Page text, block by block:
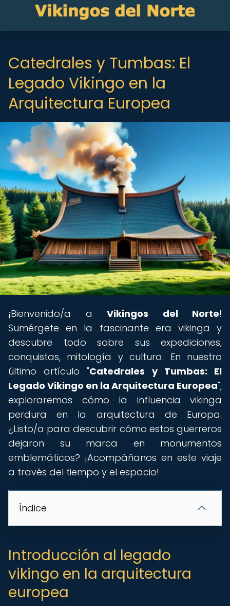
Catedrales y Tumbas: El
Legado Vikingo en la
Arquitectura Europea
¡Bienvenido/a a Vikingos del Norte!
Sumérgete en la fascinante era vikinga y
descubre todo sobre sus expediciones,
conquistas, mitología y cultura. En nuestro
último artículo "Catedrales y Tumbas: El
Legado Vikingo en la Arquitectura Europea",
exploraremos cómo la influencia vikinga
perdura en la arquitectura de Europa.
¿Listo/a para descubrir cómo estos guerreros
dejaron su marca en monumentos
emblemáticos? ¡Acompáñanos en este viaje
a través del tiempo y el espacio!
Índice
Introducción al legado
vikingo en la arquitectura
europea